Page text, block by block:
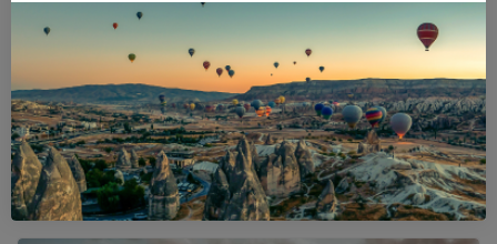
Popularne artykuły o
Kapadocji